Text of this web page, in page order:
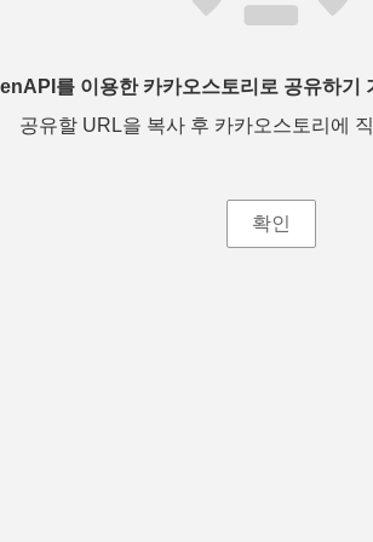
를 이용한 카카오스토리로 공유하기
공유할 URL을 복사 후 카카오스토리에
확인